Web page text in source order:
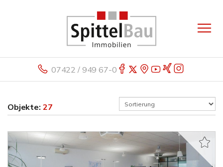
07422 / 949 67-0
Objekte: 27